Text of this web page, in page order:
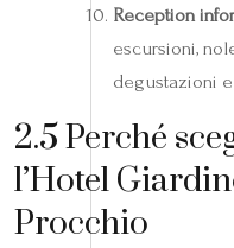
Reception
escursioni,
degustazioni
2.5 Perché
l’Hotel
Procchio